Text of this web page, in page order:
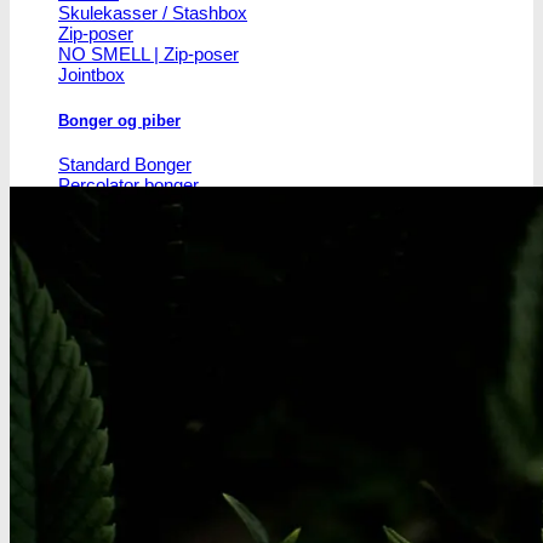
Skulekasser / Stashbox
Zip-poser
NO SMELL | Zip-poser
Jointbox
Bonger og piber
Standard Bonger
Percolator bonger
Diffusor bonger
Olie Bonger / Rigs
Piber
Bonghoveder
SG14
Sniff & Snus